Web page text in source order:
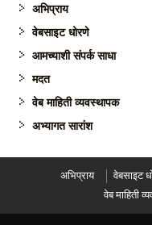
अभिप्राय
वेबसाइट धोरणे
आमच्याशी संपर्क साधा
मदत
वेब माहिती व्यवस्थापक
अभ्यागत सारांश
अभिप्राय वेबसाइट
वेब माहिती